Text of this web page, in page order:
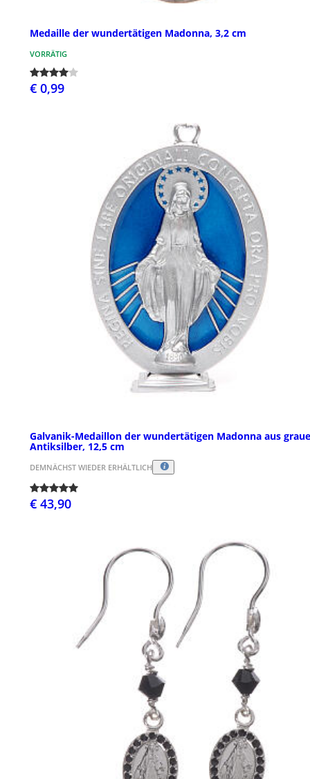
Medaille der wundertätigen Madonna, 3,2 cm
VORRÄTIG
€ 0,99
Galvanik-Medaillon der wundertätigen Madonna aus
Antiksilber, 12,5 cm
DEMNÄCHST WIEDER ERHÄLTLICH
€ 43,90